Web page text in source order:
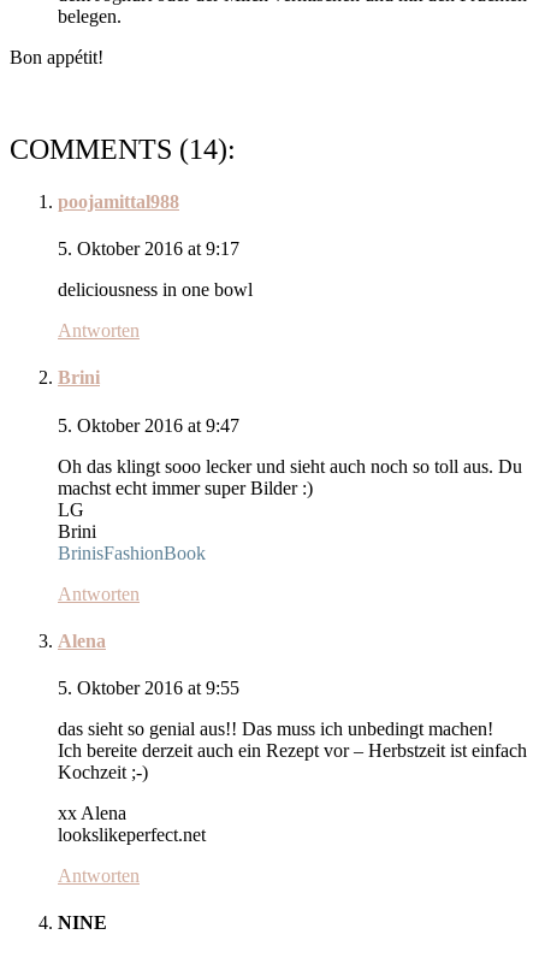
belegen.
Bon appétit!
COMMENTS (14):
poojamittal988
5. Oktober 2016 at 9:17
deliciousness in one bowl
Antworten
Brini
5. Oktober 2016 at 9:47
Oh das klingt sooo lecker und sieht auch noch so toll aus. Du
machst echt immer super Bilder :)
LG
Brini
BrinisFashionBook
Antworten
Alena
5. Oktober 2016 at 9:55
das sieht so genial aus!! Das muss ich unbedingt machen!
Ich bereite derzeit auch ein Rezept vor – Herbstzeit ist einfach
Kochzeit ;-)
xx Alena
lookslikeperfect.net
Antworten
NINE